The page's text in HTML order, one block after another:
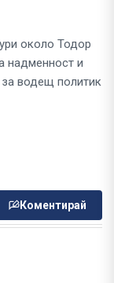
около Тодор
надменност и
водещ политик
Коментирай